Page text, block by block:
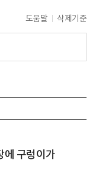
도움말 삭제기준
에 구렁이가